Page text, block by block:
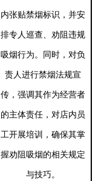
内张贴禁烟标识，并安
排专人巡查、劝阻违规
吸烟行为。同时，对负
责人进行禁烟法规宣
传，强调其作为经营者
的主体责任，对店内员
工开展培训，确保其掌
握劝阻吸烟的相关规定
与技巧。